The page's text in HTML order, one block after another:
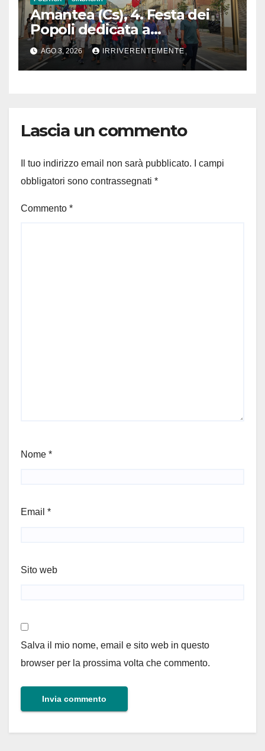
Amantea (Cs), 4. Festa dei
Popoli dedicata a
integrazione e accoglienza
AGO 3, 2026 IRRIVERENTEMENTE
Lascia un commento
Il tuo indirizzo email non sarà pubblicato.
I campi
obbligatori sono contrassegnati *
Commento *
Nome *
Email *
Sito web
Salva il mio nome, email e sito web in questo
browser per la prossima volta che commento.